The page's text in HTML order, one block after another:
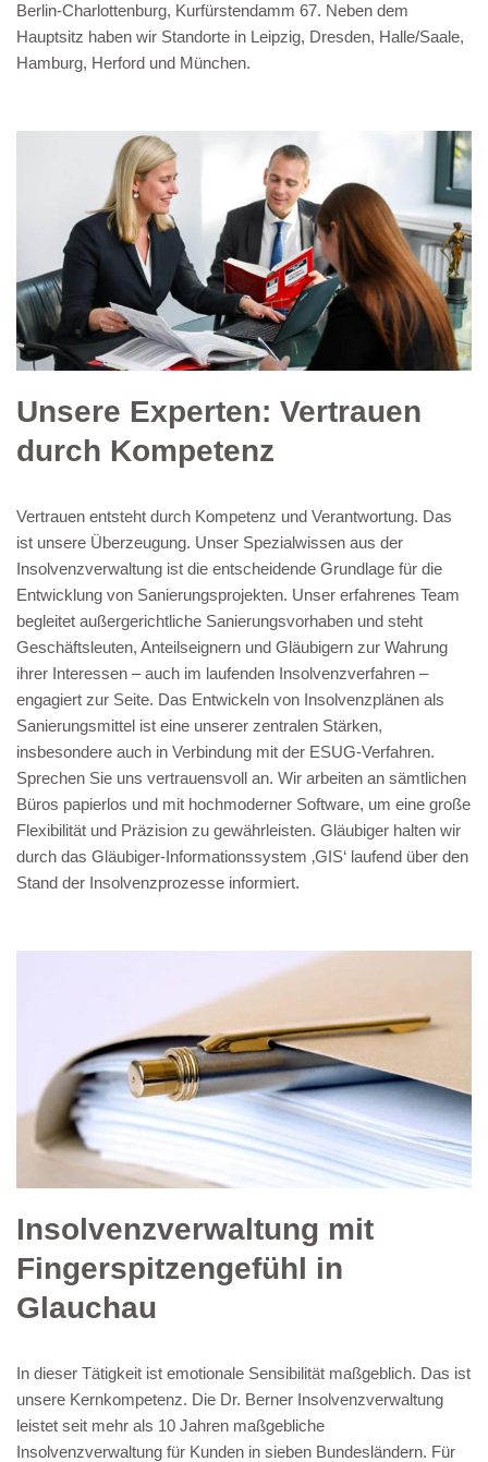
Berlin-Charlottenburg, Kurfürstendamm 67. Neben dem
Hauptsitz haben wir Standorte in Leipzig, Dresden, Halle/Saale,
Hamburg, Herford und München.
Unsere Experten: Vertrauen
durch Kompetenz
Vertrauen entsteht durch Kompetenz und Verantwortung. Das
ist unsere Überzeugung. Unser Spezialwissen aus der
Insolvenzverwaltung ist die entscheidende Grundlage für die
Entwicklung von Sanierungsprojekten. Unser erfahrenes Team
begleitet außergerichtliche Sanierungsvorhaben und steht
Geschäftsleuten, Anteilseignern und Gläubigern zur Wahrung
ihrer Interessen – auch im laufenden Insolvenzverfahren –
engagiert zur Seite. Das Entwickeln von Insolvenzplänen als
Sanierungsmittel ist eine unserer zentralen Stärken,
insbesondere auch in Verbindung mit der ESUG-Verfahren.
Sprechen Sie uns vertrauensvoll an. Wir arbeiten an sämtlichen
Büros papierlos und mit hochmoderner Software, um eine große
Flexibilität und Präzision zu gewährleisten. Gläubiger halten wir
durch das Gläubiger-Informationssystem ‚GIS‘ laufend über den
Stand der Insolvenzprozesse informiert.
Insolvenzverwaltung mit
Fingerspitzengefühl in
Glauchau
In dieser Tätigkeit ist emotionale Sensibilität maßgeblich. Das ist
unsere Kernkompetenz. Die Dr. Berner Insolvenzverwaltung
leistet seit mehr als 10 Jahren maßgebliche
Insolvenzverwaltung für Kunden in sieben Bundesländern. Für